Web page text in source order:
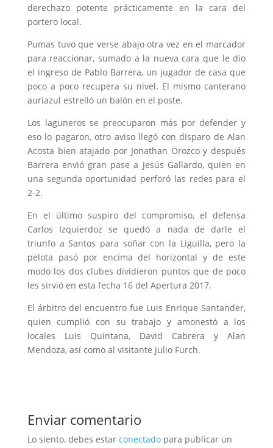
derechazo potente prácticamente en la cara del
portero local.
Pumas tuvo que verse abajo otra vez en el marcador
para reaccionar, sumado a la nueva cara que le dio
el ingreso de Pablo Barrera, un jugador de casa que
poco a poco recupera su nivel. El mismo canterano
auriazul estrelló un balón en el poste.
Los laguneros se preocuparon más por defender y
eso lo pagaron, otro aviso llegó con disparo de Alan
Acosta bien atajado por Jonathan Orozco y después
Barrera envió gran pase a Jesús Gallardo, quien en
una segunda oportunidad perforó las redes para el
2-2.
En el último suspiro del compromiso, el defensa
Carlos Izquierdoz se quedó a nada de darle el
triunfo a Santos para soñar con la Liguilla, pero la
pelota pasó por encima del horizontal y de este
modo los dos clubes dividieron puntos que de poco
les sirvió en esta fecha 16 del Apertura 2017.
El árbitro del encuentro fue Luis Enrique Santander,
quien cumplió con su trabajo y amonestó a los
locales Luis Quintana, David Cabrera y Alan
Mendoza, así como al visitante Julio Furch.
Enviar comentario
Lo siento, debes estar conectadopara publicar un